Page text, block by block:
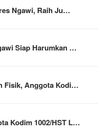
Ngawi, Raih Ju…
Siap Harumkan …
Fisik, Anggota Kodi…
Kodim 1002/HST L…